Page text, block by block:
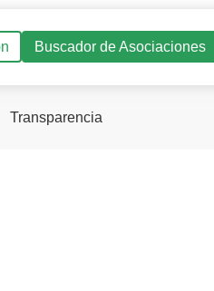
Buscador de Asociaciones
Transparencia